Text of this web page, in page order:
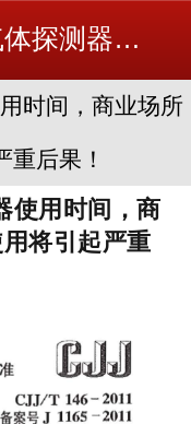
请立即自查可燃气体探测器使用时间，商业场所3年需更换！超期使用将引起严重后果！-消防维修-消防设备安装_北京探测器清洗_江苏消防改造维修-苏州消防工程施工安装公司-
时间，商业场所
后果！
使用时间，商
将引起严重